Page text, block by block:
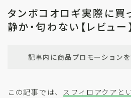
タンボコオロギ実際に買
静か・匂わない【レビュー】
記事内に商品プロモーション
この記事では、 スフィロアクアと